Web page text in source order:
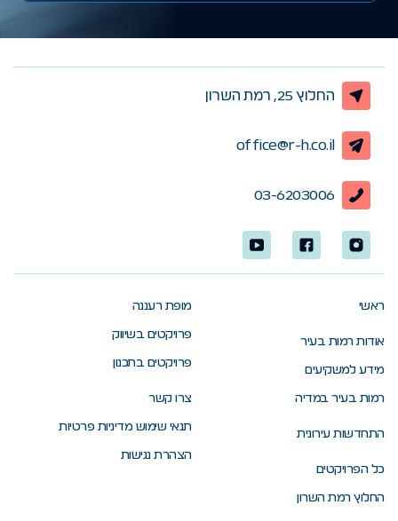
החלוץ 25, רמת השרון
office@r-h.co.il
03-6203006
ראשי
אודות רמות בעיר
מידע למשקיעים
רמות בעיר במדיה
התחדשות עירונית
כל הפרויקטים
החלוץ רמת השרון
מופת רעננה
פרויקטים בשיווק
פרויקטים בתכנון
צרו קשר
תנאי שימוש מדיניות פרטיות
הצהרת נגישות